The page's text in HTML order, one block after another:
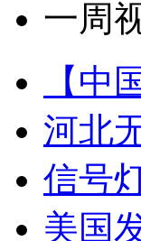
一周
【中
河北
信号
美国